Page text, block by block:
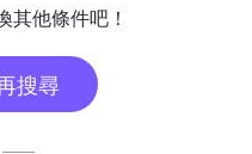
其他條件吧！
搜尋